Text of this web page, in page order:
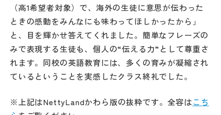
（高1希望者対象）で、海外の生徒に意思が伝わった
ときの感動をみんなにも味わってほしかったから」
と、目を輝かせ答えてくれました。簡単なフレーズの
みで表現する生徒も、個人の“伝える力”として尊重さ
れます。同校の英語教育には、多くの育みが凝縮され
ているということを実感したクラス終礼でした。
※上記はNettyLandかわら版の抜粋です。全容はこち